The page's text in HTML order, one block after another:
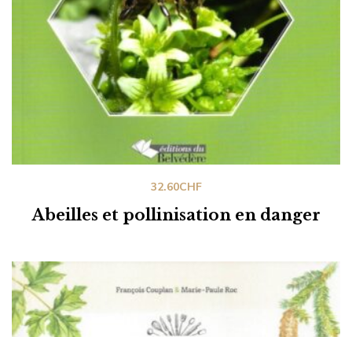
Abeilles et pollinisation en danger
32.60CHF